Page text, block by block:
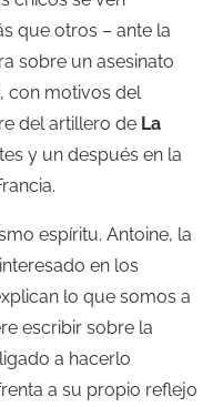
que otros – ante la
sobre un asesinato
con motivos del
del artillero de La
y un después en la
espíritu. Antoine, la
en los
lo que somos a
escribir sobre la
a hacerlo
a su propio reflejo